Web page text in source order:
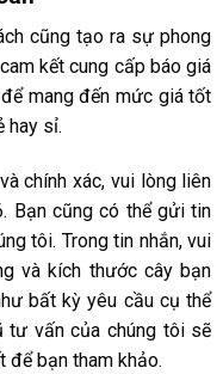
cũng tạo ra sự phong
kết cung cấp báo giá
mang đến mức giá tốt
hay sỉ.
chính xác, vui lòng liên
Bạn cũng có thể gửi tin
tôi. Trong tin nhắn, vui
và kích thước cây bạn
bất kỳ yêu cầu cụ thể
tư vấn của chúng tôi sẽ
để bạn tham khảo.